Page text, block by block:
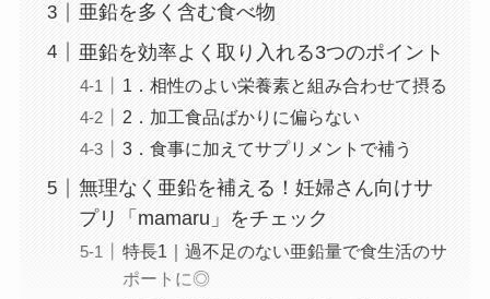
亜鉛を多く含む食べ物
亜鉛を効率よく取り入れる3つのポイント
1．相性のよい栄養素と組み合わせて摂る
2．加工食品ばかりに偏らない
3．食事に加えてサプリメントで補う
無理なく亜鉛を補える！妊婦さん向けサ
プリ「mamaru」をチェック
特長1｜過不足のない亜鉛量で食生活のサ
ポートに◎